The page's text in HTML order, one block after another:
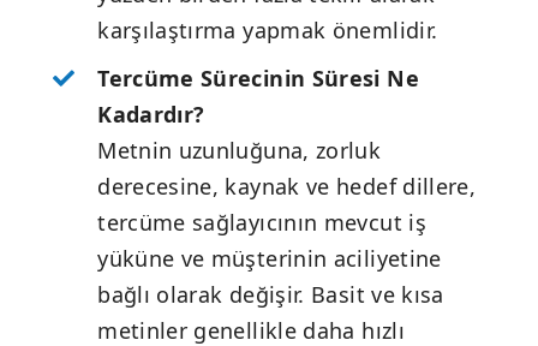
karşılaştırma yapmak önemlidir.
Tercüme Sürecinin Süresi Ne
Kadardır?
Metnin uzunluğuna, zorluk
derecesine, kaynak ve hedef dillere,
tercüme sağlayıcının mevcut iş
yüküne ve müşterinin aciliyetine
bağlı olarak değişir. Basit ve kısa
metinler genellikle daha hızlı